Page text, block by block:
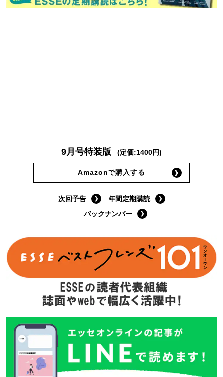
9月号特装版
Amazonで購入する
次回予告
年間定期購読
バックナンバー